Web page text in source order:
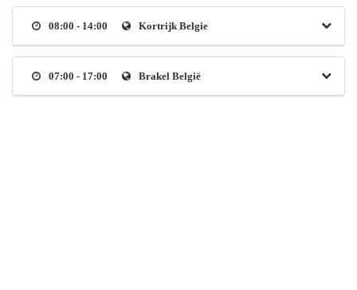
08:00 - 14:00 Kortrijk Belgie
07:00 - 17:00 Brakel België